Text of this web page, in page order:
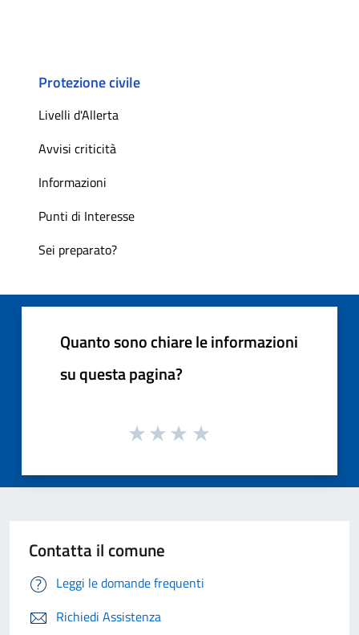
Protezione civile
Livelli d'Allerta
Avvisi criticità
Informazioni
Punti di Interesse
Sei preparato?
Quanto sono chiare le informazioni
su questa pagina?
Contatta il comune
Leggi le domande frequenti
Richiedi Assistenza